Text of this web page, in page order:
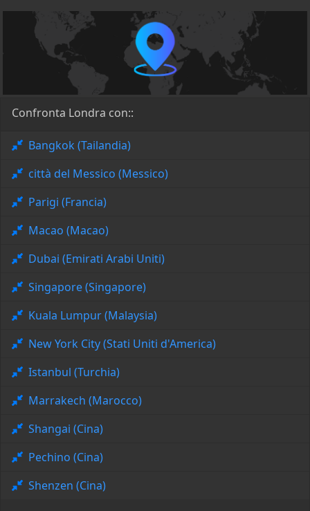
Confronta Londra con::
Bangkok (Tailandia)
città del Messico (Messico)
Parigi (Francia)
Macao (Macao)
Dubai (Emirati Arabi Uniti)
Singapore (Singapore)
Kuala Lumpur (Malaysia)
New York City (Stati Uniti d'America)
Istanbul (Turchia)
Marrakech (Marocco)
Shangai (Cina)
Pechino (Cina)
Shenzen (Cina)